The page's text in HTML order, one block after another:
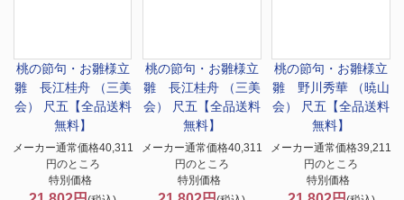
桃の節句・お雛様立
雛 長江桂舟 （三美
会） 尺五【全品送料
無料】
メーカー通常価格40,311
円のところ
特別価格
桃の節句・お雛様立
雛 長江桂舟 （三美
会） 尺五【全品送料
無料】
メーカー通常価格40,311
円のところ
特別価格
桃の節句・お雛様立
雛 野川秀華 （暁山
会） 尺五【全品送料
無料】
メーカー通常価格39,211
円のところ
特別価格